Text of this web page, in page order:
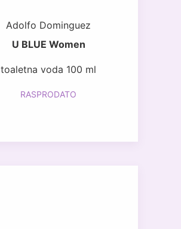
Adolfo Dominguez
U BLUE Women
toaletna voda 100 ml
RASPRODATO